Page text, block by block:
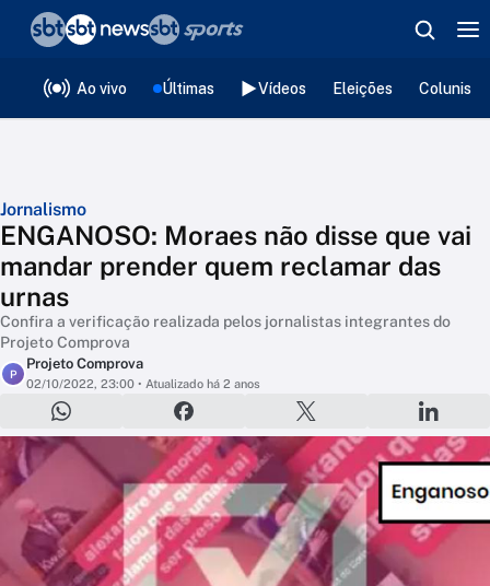
Ao vivo Últimas Vídeos Eleições
Jornalismo
ENGANOSO: Moraes não disse que vai
mandar prender quem reclamar das
urnas
Confira a verificação realizada pelos jornalistas integrantes do
Projeto Comprova
P
Projeto Comprova
02/10/2022, 23:00 • Atualizado há 2 anos
❮voltar
Editorias